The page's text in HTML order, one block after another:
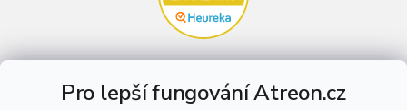
Pro lepší fungování Atreon.cz